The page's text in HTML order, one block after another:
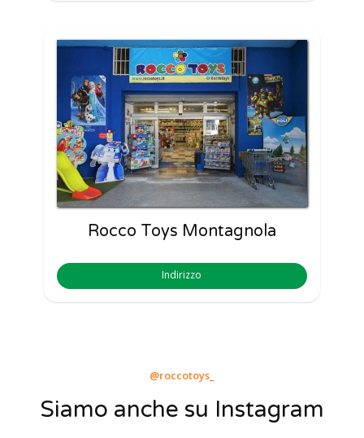
Rocco Toys Montagnola
Indirizzo
@roccotoys_
Siamo anche su Instagram